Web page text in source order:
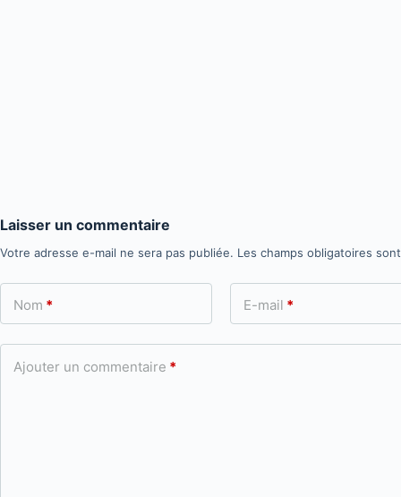
Laisser un commentaire
Votre adresse e-mail ne sera pas publiée. Les champs obligatoires
Nom * E-mail *
Ajouter un commentaire *